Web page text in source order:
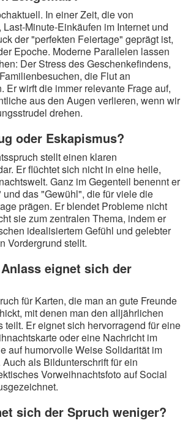
In einer Zeit, die von
Minute-Einkäufen im Internet und
der "perfekten Feiertage" geprägt ist,
Epoche. Moderne Parallelen lassen
Der Stress des Geschenkefindens,
die Flut an
Er wirft die immer relevante Frage auf,
aus den Augen verlieren, wenn wir
drehen.
oder Eskapismus?
stellt einen klaren
Er flüchtet sich nicht in eine heile,
Ganz im Gegenteil benennt er
das "Gewühl", die für viele die
prägen. Er blendet Probleme nicht
sie zum zentralen Thema, indem er
idealisiertem Gefühl und gelebter
Vordergrund stellt.
eignet sich der
für Karten, die man an gute Freunde
mit denen man den alljährlichen
teilt. Er eignet sich hervorragend für eine
oder eine Nachricht im
auf humorvolle Weise Solidarität im
als Bildunterschrift für ein
Vorweihnachtsfoto auf Social
sich der Spruch weniger?